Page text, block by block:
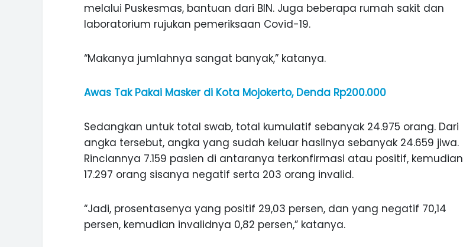
melalui Puskesmas, bantuan dari BIN. Juga beberapa rumah sakit dan
laboratorium rujukan pemeriksaan Covid-19.
“Makanya jumlahnya sangat banyak,” katanya.
Awas Tak Pakai Masker di Kota Mojokerto, Denda Rp200.000
Sedangkan untuk total swab, total kumulatif sebanyak 24.975 orang. Dari
angka tersebut, angka yang sudah keluar hasilnya sebanyak 24.659 jiwa.
Rinciannya 7.159 pasien di antaranya terkonfirmasi atau positif, kemudian
17.297 orang sisanya negatif serta 203 orang invalid.
“Jadi, prosentasenya yang positif 29,03 persen, dan yang negatif 70,14
persen, kemudian invalidnya 0,82 persen,” katanya.